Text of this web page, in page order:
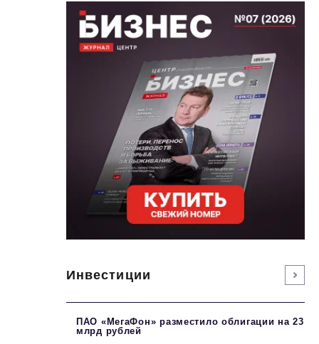
Инвестиции
ПАО «МегаФон» разместило облигации на 23
млрд рублей